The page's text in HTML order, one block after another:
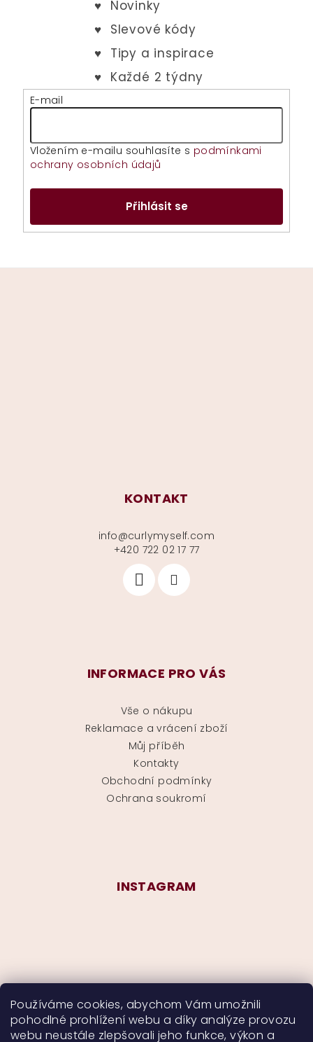
Používáme cookies, abychom Vám umožnili
pohodlné prohlížení webu a díky analýze provozu
webu neustále zlepšovali jeho funkce, výkon a
E-mail
Vložením e-mailu souhlasíte s podmínkami
ochrany osobních údajů
Přihlásit se
KONTAKT
info@curlymyself.com
+420 722 02 17 77
INFORMACE PRO VÁS
Vše o nákupu
Reklamace a vrácení zboží
Můj příběh
Kontakty
Obchodní podmínky
Ochrana soukromí
INSTAGRAM
Sledovat na Instagramu